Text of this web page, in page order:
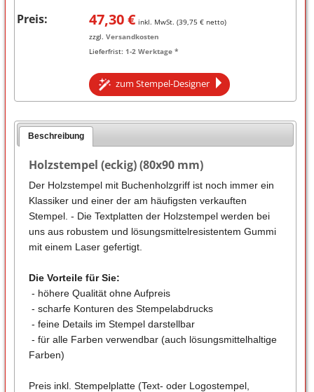
Preis: 47,30€ inkl. MwSt. (39,75 € netto)
zzgl. Versandkosten
Lieferfrist: 1-2 Werktage *
zum Stempel-Designer
Beschreibung
Holzstempel (eckig) (80x90 mm)
Der Holzstempel mit Buchenholzgriff ist noch immer ein
Klassiker und einer der am häufigsten verkauften
Stempel. - Die Textplatten der Holzstempel werden bei
uns aus robustem und lösungsmittelresistentem Gummi
mit einem Laser gefertigt.
Die Vorteile für Sie:
- höhere Qualität ohne Aufpreis
- scharfe Konturen des Stempelabdrucks
- feine Details im Stempel darstellbar
- für alle Farben verwendbar (auch lösungsmittelhaltige
Farben)
Preis inkl. Stempelplatte (Text- oder Logostempel,